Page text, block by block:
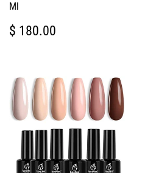
Ml
PRECIO
HABITUAL
$ 180.00